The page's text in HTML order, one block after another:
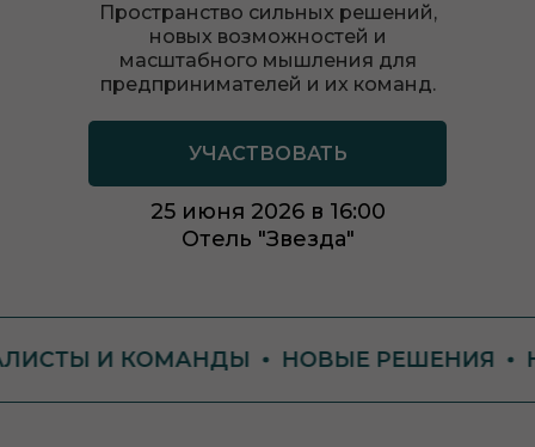
25 июня 2026 в 16:00
Отель "Звезда"
Пространство сильных решений,
новых возможностей и
масштабного мышления для
предпринимателей и их команд.
УЧАСТВОВАТЬ
И КОМАНДЫ НОВЫЕ РЕШЕНИЯ НОВЫЙ